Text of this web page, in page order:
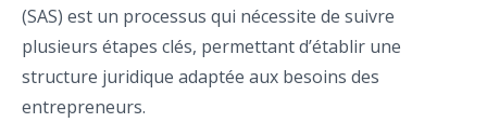
(SAS) est un processus qui nécessite de suivre
plusieurs étapes clés, permettant d’établir une
structure juridique adaptée aux besoins des
entrepreneurs.